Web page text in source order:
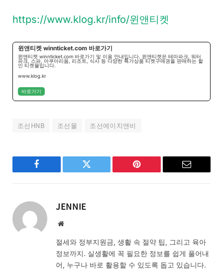
https://www.klog.kr/info/윈앤티켓
윈앤티켓 winnticket.com 바로가기
윈앤티켓 winnticket.com 바로가기 및 이용 안내입니다. 윈앤티켓은 테마파크, 워터
파크, 스파, 아쿠아리움, 리조트, 식사 등 다양한 특가상품 티켓구매권을 판매하는 할
인 티켓몰입니다.
www.klog.kr
바로가기
조선HNB 조선몰 조선에이치앤비
Facebook Twitter Pinterest Email
JENNIE
Website
절세와 정부지원금, 생활 속 절약 팁, 그리고 육아
정보까지. 실생활에 꼭 필요한 정보를 쉽게 풀어내
어, 누구나 바로 활용할 수 있도록 돕고 있습니다.